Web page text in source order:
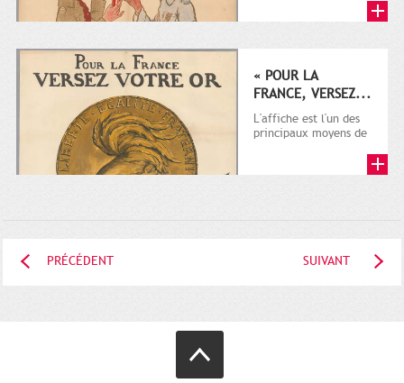
« POUR LA
FRANCE, VERSEZ...
L'affiche est l'un des
principaux moyens de
PRÉCÉDENT SUIVANT